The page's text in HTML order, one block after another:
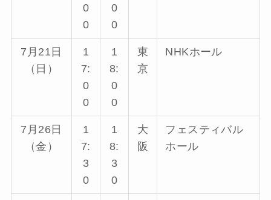
0
0
0
0
7月21日
（日）
1
7:
0
0
1
8:
0
0
東
京
NHKホール
7月26日
（金）
1
7:
3
0
1
8:
3
0
大
阪
フェスティバル
ホール